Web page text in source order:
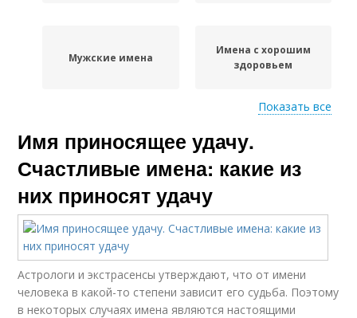
Мужские имена
Имена с хорошим
здоровьем
Женское имя Редкие имена
Показать все
Имя приносящее удачу.
Счастливые имена: какие из
них приносят удачу
Астрологи и экстрасенсы утверждают, что от имени
человека в какой-то степени зависит его судьба. Поэтому
в некоторых случаях имена являются настоящими